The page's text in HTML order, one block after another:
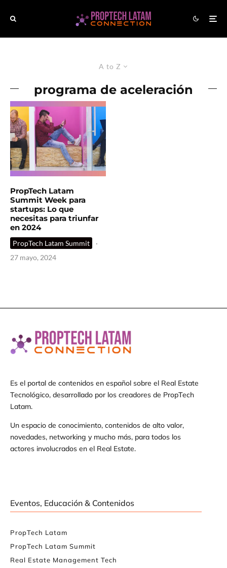
A to Z
programa de aceleración
PropTech Latam
Summit Week para
startups: Lo que
necesitas para triunfar
en 2024
PropTech Latam Summit
·
27 mayo, 2024
Es el portal de contenidos en español sobre el Real Estate
Tecnológico, desarrollado por los creadores de PropTech
Latam.
Un espacio de conocimiento, contenidos de alto valor,
novedades, networking y mucho más, para todos los
actores involucrados en el Real Estate.
Eventos, Educación & Contenidos
PropTech Latam
PropTech Latam Summit
Real Estate Management Tech